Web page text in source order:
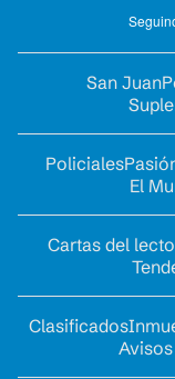
San Juan
Policiales
El
Cartas del
Clasificados